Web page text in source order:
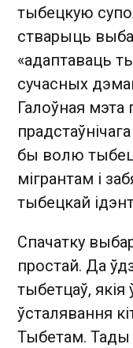
тыбецкую
стварыць
«адаптаваць
сучасных
Галоўная мэта
бы волю
мігрантам і
тыбецкай
Спачатку
простай. Да
тыбетцаў,
ўсталявання
Тыбетам. Тады